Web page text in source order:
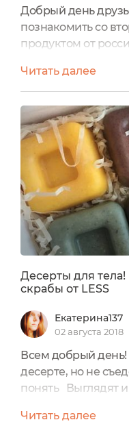
Добрый день
познакомить со
продуктом от
косметика в
крошки-скрабы от
почитать
7934/deserty-dlya-
skraby-ot-less/ это
меня не в
Читать далее
Десерты для
скрабы от LESS
Екатерина137
02 августа 2018
Всем добрый день!
десерте, но не
понять Выглядят
косметики ручной
Читать далее